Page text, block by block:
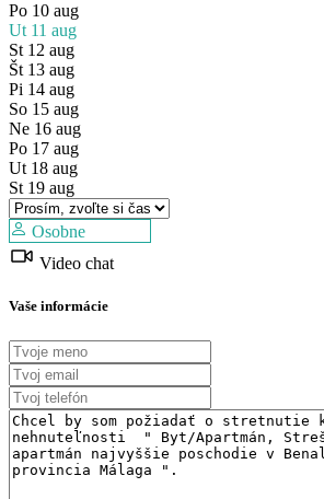
Predaj
Dostupné
Po 10 aug
Ut 11 aug
St 12 aug
Št 13 aug
Pi 14 aug
So 15 aug
Ne 16 aug
Po 17 aug
Ut 18 aug
St 19 aug
Osobne
Video chat
Vaše informácie